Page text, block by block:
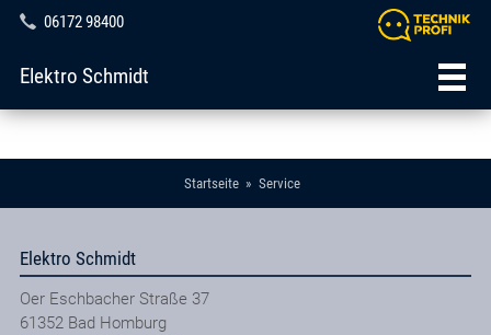
06172 98400
Elektro Schmidt
Startseite Service
Elektro Schmidt
Oer Eschbacher Straße 37
61352 Bad Homburg